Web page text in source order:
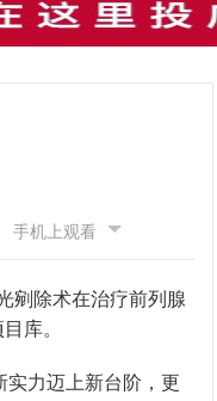
手机上观看
剜除术在治疗前列腺
库。
实力迈上新台阶，更